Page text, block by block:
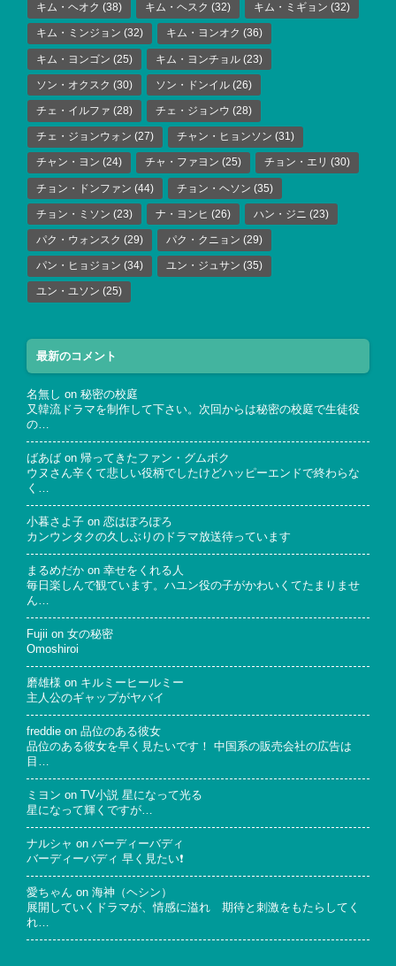
キム・ヘオク (38) キム・ヘスク (32) キム・ミギョン (32)
キム・ミンジョン (32) キム・ヨンオク (36)
キム・ヨンゴン (25) キム・ヨンチョル (23)
ソン・オクスク (30) ソン・ドンイル (26)
チェ・イルファ (28) チェ・ジョンウ (28)
チェ・ジョンウォン (27) チャン・ヒョンソン (31)
チャン・ヨン (24) チャ・ファヨン (25) チョン・エリ (30)
チョン・ドンファン (44) チョン・ヘソン (35)
チョン・ミソン (23) ナ・ヨンヒ (26) ハン・ジニ (23)
パク・ウォンスク (29) パク・クニョン (29)
パン・ヒョジョン (34) ユン・ジュサン (35)
ユン・ユソン (25)
最新のコメント
名無し on 秘密の校庭
又韓流ドラマを制作して下さい。次回からは秘密の校庭で生徒役
の…
ばあば on 帰ってきたファン・グムボク
ウヌさん辛くて悲しい役柄でしたけどハッピーエンドで終わらな
く…
小暮さよ子 on 恋はぽろぽろ
カンウンタクの久しぶりのドラマ放送待っています
まるめだか on 幸せをくれる人
毎日楽しんで観ています。ハユン役の子がかわいくてたまりませ
ん…
Fujii on 女の秘密
Omoshiroi
磨雄様 on キルミーヒールミー
主人公のギャップがヤバイ
freddie on 品位のある彼女
品位のある彼女を早く見たいです！ 中国系の販売会社の広告は
目…
ミヨン on
TV小説 星になって光る
星になって輝くですが…
ナルシャ on バーディーバディ
バーディーバディ 早く見たい❗
愛ちゃん on 海神（ヘシン）
展開していくドラマが、情感に溢れ 期待と刺激をもたらしてく
れ…